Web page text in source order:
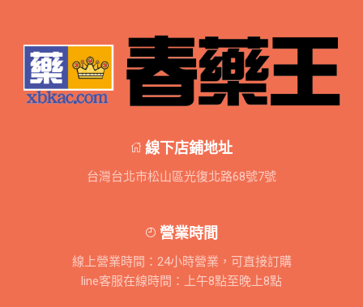
線下店鋪地址
台灣台北市松山區光復北路68號7號
營業時間
線上營業時間：24小時營業，可直接訂購
line客服在線時間：上午8點至晚上8點